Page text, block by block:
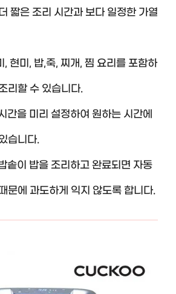
짧은 조리 시간과 보다 일정한 가열
, 현미, 밥,죽, 찌개, 찜 요리를 포함하
리할 수 있습니다.
간을 미리 설정하여 원하는 시간에
습니다.
솥이 밥을 조리하고 완료되면 자동
문에 과도하게 익지 않도록 합니다.